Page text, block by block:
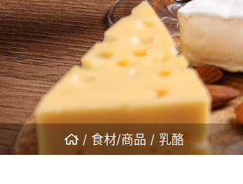
食材/商品 乳酪